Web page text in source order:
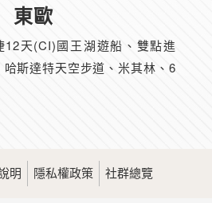
東歐
12天(CI)國王湖遊船、雙點進
斯達特天空步道、米其林、6
明 隱私權政策 社群總覽